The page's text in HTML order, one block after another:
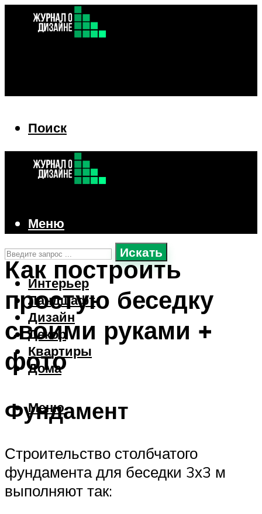
Поиск
Искать
Интерьер
Ландшафт
Дизайн
Декор
Квартиры
Дома
Меню
Меню
Как построить
простую беседку
своими руками +
фото
Фундамент
Строительство столбчатого
фундамента для беседки 3х3 м
выполняют так: